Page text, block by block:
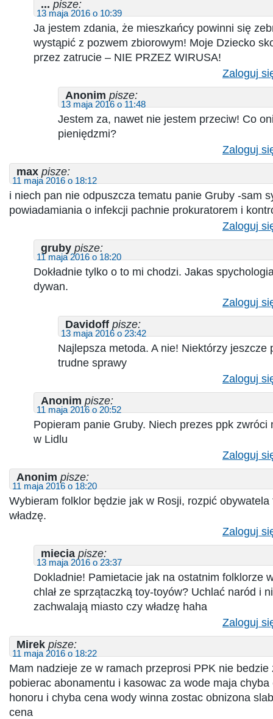
... pisze:
13 maja 2016 o 10:39
Ja jestem zdania, że mieszkańcy powinni się
wystąpić z pozwem zbiorowym! Moje Dziecko
przez zatrucie – NIE PRZEZ WIRUSA!
Zaloguj
Anonim pisze:
13 maja 2016 o 11:48
Jestem za, nawet nie jestem przeciw! Co
pieniędzmi?
Zaloguj
max pisze:
11 maja 2016 o 18:12
i niech pan nie odpuszcza tematu panie Gruby -sam
powiadamiania o infekcji pachnie prokuratorem i
Zaloguj
gruby pisze:
11 maja 2016 o 18:20
Dokładnie tylko o to mi chodzi. Jakas
dywan.
Zaloguj
Davidoff pisze:
13 maja 2016 o 23:42
Najlepsza metoda. A nie! Niektórzy jeszcze
trudne sprawy
Zaloguj
Anonim pisze:
11 maja 2016 o 20:52
Popieram panie Gruby. Niech prezes ppk zwróci
w Lidlu
Zaloguj
Anonim pisze:
11 maja 2016 o 18:20
Wybieram folklor będzie jak w Rosji, rozpić obywatela
władzę.
Zaloguj
miecia pisze:
13 maja 2016 o 23:37
Dokladnie! Pamietacie jak na ostatnim folklorze
chlał ze sprzątaczką toy-toyów? Uchlać naród i
zachwalają miasto czy władzę haha
Zaloguj
Mirek pisze:
11 maja 2016 o 18:22
Mam nadzieje ze w ramach przeprosi PPK nie bedzie
pobierac abonamentu i kasowac za wode maja
honoru i chyba cena wody winna zostac obnizona
cena